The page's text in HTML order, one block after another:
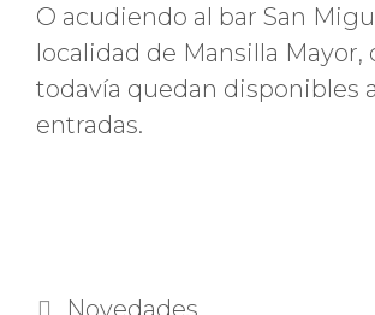
O acudiendo al bar San
localidad de Mansilla Mayor,
todavía quedan disponibles
entradas.
Categorías
Novedades